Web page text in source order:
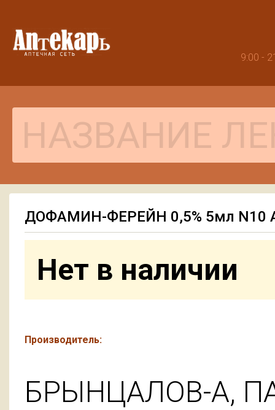
9:00 -
ДОФАМИН-ФЕРЕЙН 0,5% 5мл
Нет в наличии
Производитель:
БРЫНЦАЛОВ-А,